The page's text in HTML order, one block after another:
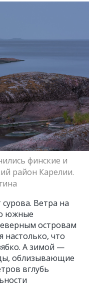
финские и
район Карелии.
Ветра на
южные
островам
настолько, что
А зимой —
облизывающие
вглубь